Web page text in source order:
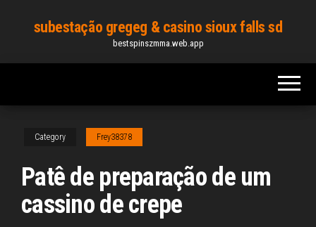
content
subestação gregeg & casino sioux falls sd
bestspinszmma.web.app
Category Frey38378
Patê de preparação de um
cassino de crepe